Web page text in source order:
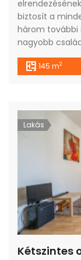
biztosít a
három további
nagyobb
145 m2
Lakás